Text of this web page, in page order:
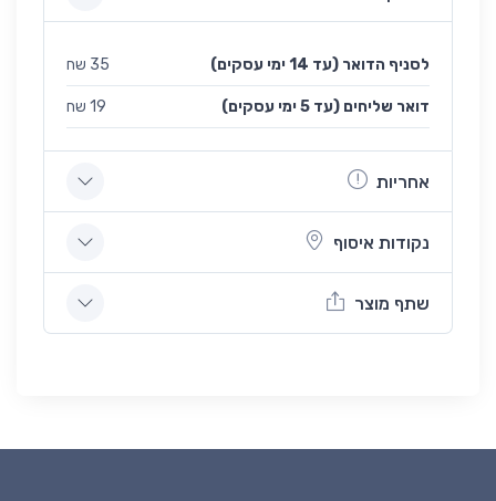
לסניף הדואר (עד 14 ימי עסקים) 35 שח
(עד 5 ימי עסקים) דואר שליחים 19 שח
אחריות
נקודות איסוף
שתף מוצר